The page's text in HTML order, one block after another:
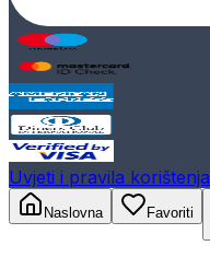
Uvjeti i pravila korištenja
Naslovna
Favoriti